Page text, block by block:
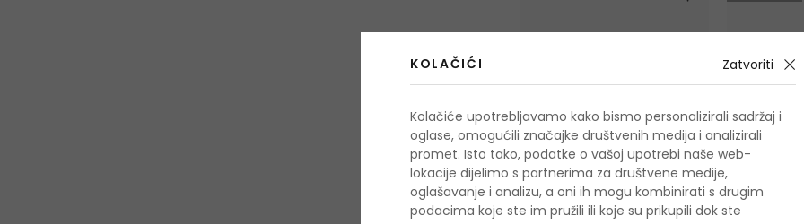
KOLAČIĆI Zatvoriti
Kolačiće upotrebljavamo kako bismo personalizirali sadržaj i
oglase, omogućili značajke društvenih medija i analizirali
promet. Isto tako, podatke o vašoj upotrebi naše web-
lokacije dijelimo s partnerima za društvene medije,
oglašavanje i analizu, a oni ih mogu kombinirati s drugim
podacima koje ste im pružili ili koje su prikupili dok ste